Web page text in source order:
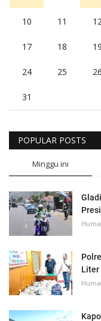
10 11
17 18 19
24 25 26
31
POPULAR POSTS
Minggu ini
Liter